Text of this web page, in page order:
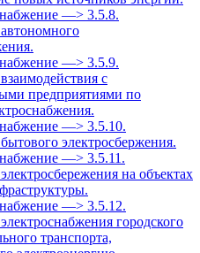
—> 3.5.8.
—> 3.5.9.
с
предприятиями по
—> 3.5.10.
электросбержения.
—> 3.5.11.
на объектах
—> 3.5.12.
городского
транспорта,